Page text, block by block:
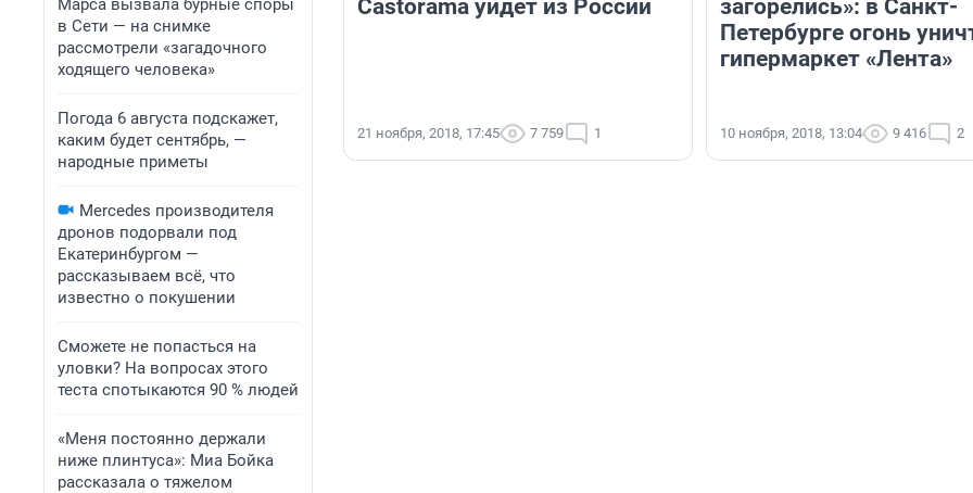
Марса вызвала бурные споры
в Сети — на снимке
рассмотрели «загадочного
ходящего человека»
Погода 6 августа подскажет,
каким будет сентябрь, —
народные приметы
Mercedes производителя
дронов подорвали под
Екатеринбургом —
рассказываем всё, что
известно о покушении
Сможете не попасться на
уловки? На вопросах этого
теста спотыкаются 90 % людей
«Меня постоянно держали
ниже плинтуса»: Миа Бойка
рассказала о тяжелом
Castorama уйдет из России
21 ноября, 2018, 17:45 7 759 1
загорелись»: в Санкт-
Петербурге огонь
гипермаркет «Лента»
10 ноября, 2018, 13:04 9 416 2